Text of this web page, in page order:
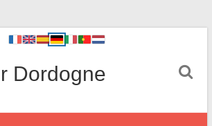
Dordogne